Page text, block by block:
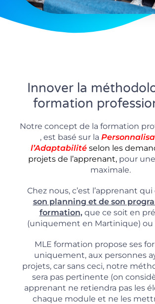
Innover la
formation
Notre concept de la formation
, est basé sur la P
l’Adaptabilité selon les
projets de l’apprenant,pour
maximale.
Chez nous, c’est l’apprenant
son planning et de son
formation,que ce soit en
(uniquement en Martinique) ou
MLE formation propose ses
uniquement, aux personnes
projets, car sans ceci, notre
sera pas pertinente (on
apprenant ne retiendra pas les
chaque module et ne les